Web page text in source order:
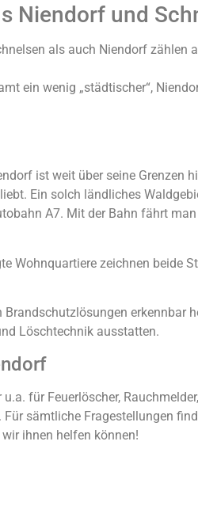
Niendorf und
als auch Niendorf zählen
ein wenig „städtischer“,
ist weit über seine Grenzen
Ein solch ländliches
A7. Mit der Bahn fährt
Wohnquartiere zeichnen beide
erkennbar
Löschtechnik ausstatten.
für Feuerlöscher,
sämtliche Fragestellungen
ihnen helfen können!